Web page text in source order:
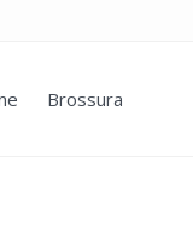
Brossura